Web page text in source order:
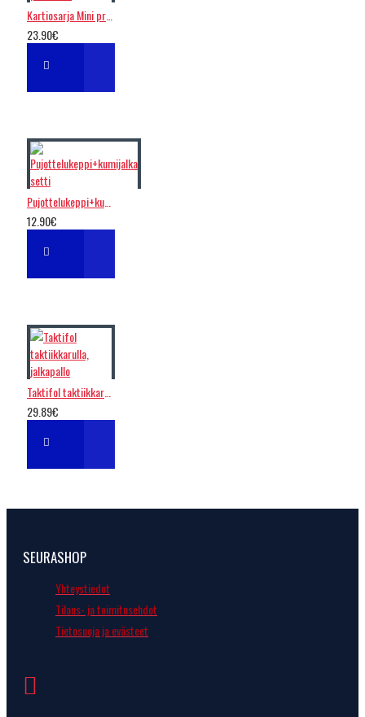
23.90€
12.90€
29.89€
SEURASHOP
Yhteystiedot
Tilaus- ja toimitusehdot
Tietosuoja ja evästeet